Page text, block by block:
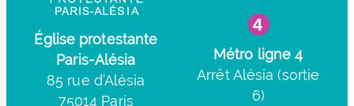
Église protestante
Paris-Alésia
85 rue d’Alésia
75014 Paris
Métro ligne 4
Arrêt Alésia (sortie
6)